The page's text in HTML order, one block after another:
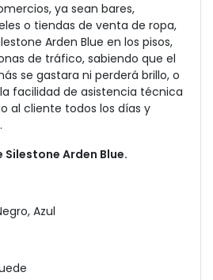
ya sean bares,
o tiendas de venta de ropa,
Arden Blue en los pisos,
de tráfico, sabiendo que el
se gastara ni perderá brillo, o
facilidad de asistencia técnica
al cliente todos los días y
Arden Blue.
Azul